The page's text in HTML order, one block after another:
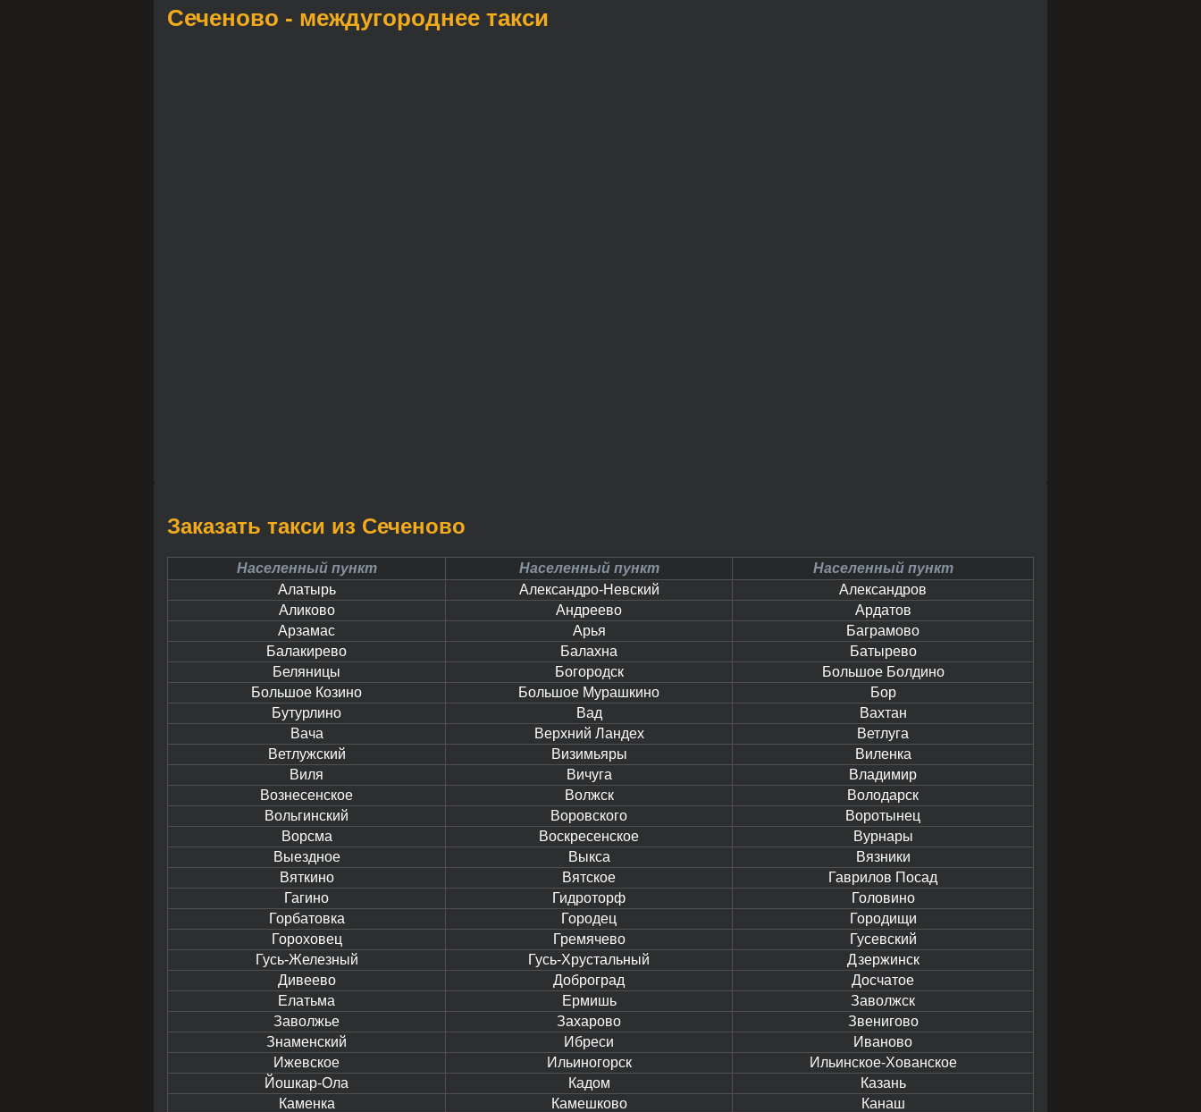
Сеченово - междугороднее такси
Заказать такси из Сеченово
Населенный пункт Населенный пункт
Населенный пункт
Алатырь
Александро-Невский
Александров
Аликово
Андреево
Ардатов
Арзамас
Арья
Баграмово
Балакирево
Балахна
Батырево
Беляницы
Богородск
Большое Болдино
Большое Козино
Большое Мурашкино
Бор
Бутурлино
Вад
Вахтан
Вача
Верхний Ландех
Ветлуга
Ветлужский
Визимьяры
Виленка
Виля
Вичуга
Владимир
Вознесенское
Волжск
Володарск
Вольгинский
Воровского
Воротынец
Ворсма
Воскресенское
Вурнары
Выездное
Выкса
Вязники
Вяткино
Вятское
Гаврилов Посад
Гагино
Гидроторф
Головино
Горбатовка
Городец
Городищи
Гороховец
Гремячево
Гусевский
Гусь-Железный
Гусь-Хрустальный
Дзержинск
Дивеево
Доброград
Досчатое
Елатьма
Ермишь
Заволжск
Заволжье
Захарово
Звенигово
Знаменский
Ибреси
Иваново
Ижевское
Ильиногорск
Ильинское-Хованское
Йошкар-Ола
Кадом
Казань
Каменка
Камешково
Канаш